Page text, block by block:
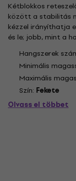
Kétblokkos
között a stabilitás
kézzel irányíthatja
és le; jobb, mint a
gyorsan össze-
a csomagolásban.
Hangszerek
Minimális
Maximális
Szín: Fekete
Olvass el többet